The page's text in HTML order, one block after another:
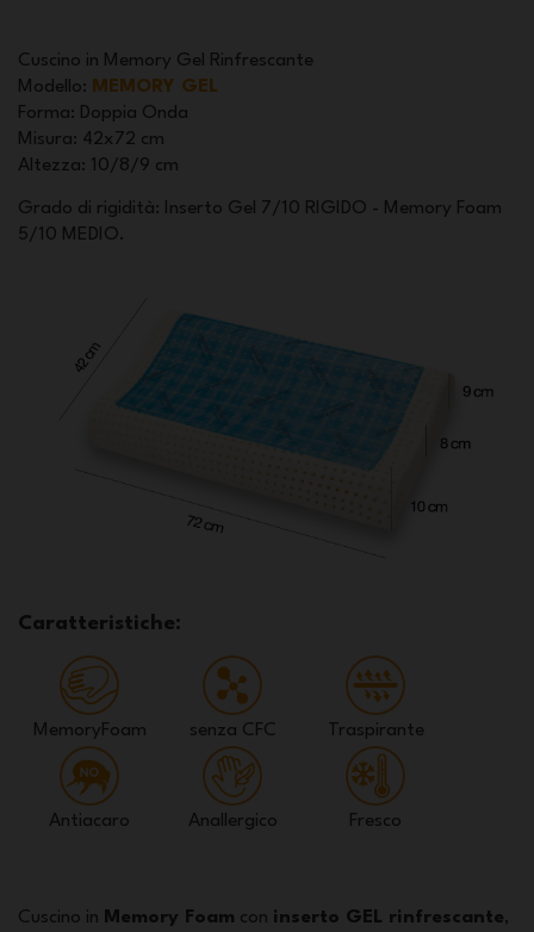
Cuscino in Memory Gel Rinfrescante
Modello: MEMORY GEL
Forma: Doppia Onda
Misura: 42x72 cm
Altezza: 10/8/9 cm
Grado di rigidità: Inserto Gel 7/10 RIGIDO - Memory Foam
5/10 MEDIO.
Caratteristiche:
MemoryFoam senza CFC Traspirante
Antiacaro Anallergico Fresco
Cuscino in Memory Foam con inserto GEL rinfrescante,